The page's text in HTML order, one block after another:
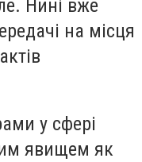
Нині вже
на місця
у сфері
явищем як